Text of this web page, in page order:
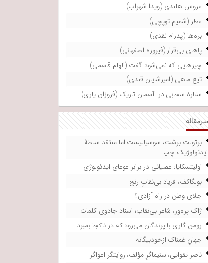
عروس هلندی (ویدا شهراب)
عطر (شمیم توپچی)
بره‌ها (پدرام نقدی)
پاهای بی‌قرار (فیروزه اصفهانی)
چیزهایی که نمی‌شود گفت (الهام قاسمی)
تیغ ماهی (امیرشایان قندی)
ستارۀ سحابی در آسمان تاریک (فروزان یاری)
سرمقاله
برتولت برشت، سوسیالیست اما منتقد سلطۀ
ایدئولوژیک چپ
اولیتسکایا: عصیانی در برابر غوغای ایدئولوژی
بولگاکف، فریاد بی‌نقابِ رنج
جلای وطن در راه آزادی؟
ژاک پره‌ور، شاعر بی‌نقاب؛ استاد جادوی کلمات
رومن گاری با پرندگان می‌رود که در ناکجا بمیرد
جهانِ غمناک ازخودبیگانه
ناصر تقوایی، سنیماگرِ مؤلف، روایتگر اغواگر